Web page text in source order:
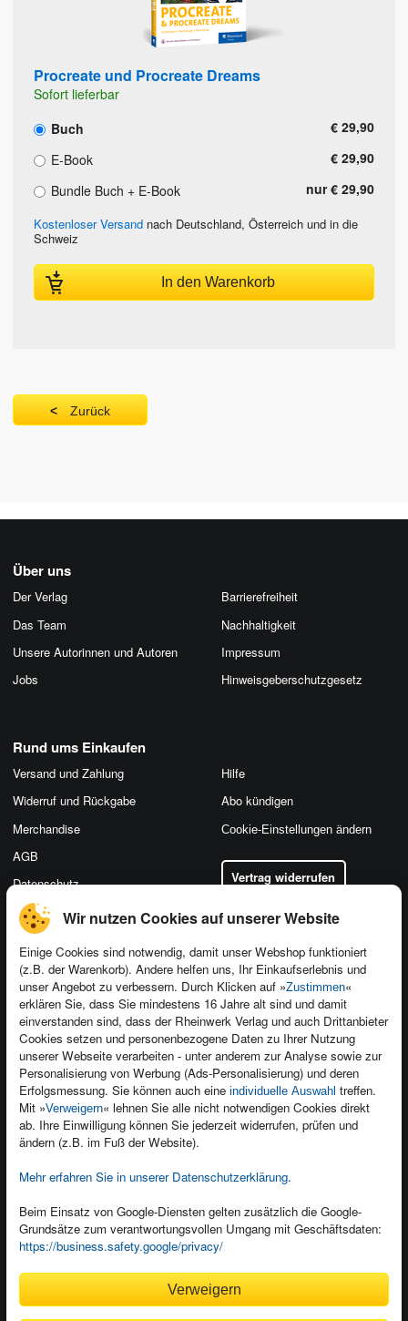
Wir nutzen Cookies auf unserer Website
Einige Cookies sind notwendig, damit unser Webshop funktioniert
(z.B. der Warenkorb). Andere helfen uns, Ihr Einkaufserlebnis und
unser Angebot zu verbessern. Durch Klicken auf »Zustimmen«
erklären Sie, dass Sie mindestens 16 Jahre alt sind und damit
einverstanden sind, dass der Rheinwerk Verlag und auch Drittanbieter
Cookies setzen und personenbezogene Daten zu Ihrer Nutzung
unserer Webseite verarbeiten - unter anderem zur Analyse sowie zur
Personalisierung von Werbung (Ads-Personalisierung) und deren
Erfolgsmessung. Sie können auch eine individuelle Auswahl treffen.
Mit »Verweigern« lehnen Sie alle nicht notwendigen Cookies direkt
ab. Ihre Einwilligung können Sie jederzeit widerrufen, prüfen und
ändern (z.B. im Fuß der Website).
Mehr erfahren Sie in unserer Datenschutzerklärung.
Beim Einsatz von Google-Diensten gelten zusätzlich die Google-
Grundsätze zum verantwortungsvollen Umgang mit Geschäftsdaten:
https://business.safety.google/privacy/
Verweigern
Procreate und Procreate Dreams
Sofort lieferbar
Buch
€ 29,90
E-Book
€ 29,90
Bundle Buch + E-Book
nur € 29,90
Kostenloser Versand nach Deutschland, Österreich und in die
Schweiz
In den Warenkorb
Zurück
Über uns
Der Verlag
Das Team
Unsere Autorinnen und Autoren
Jobs
Barrierefreiheit
Nachhaltigkeit
Impressum
Hinweis­geber­schutz­gesetz
Kontakt
Newsletter
Für Unternehmen
Presseservice
Dozentenservice
Produktfeedback
Foreign Rights
Ein Buch schreiben
Rund ums Einkaufen
Versand und Zahlung
Widerruf und Rückgabe
Merchandise
AGB
Datenschutz
Hilfe
Abo kündigen
Cookie-Einstellungen ändern
Vertrag widerrufen
Kundenservice
Wir sind gerne für Sie da!
service@rheinwerk-verlag.de